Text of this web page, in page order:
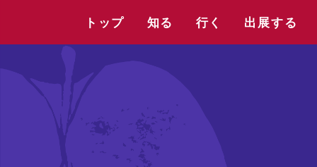
トップ 知る 行く 出展する